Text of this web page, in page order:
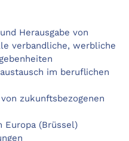
Herausgabe von
verbandliche, werbliche
im beruflichen
zukunftsbezogenen
Europa (Brüssel)